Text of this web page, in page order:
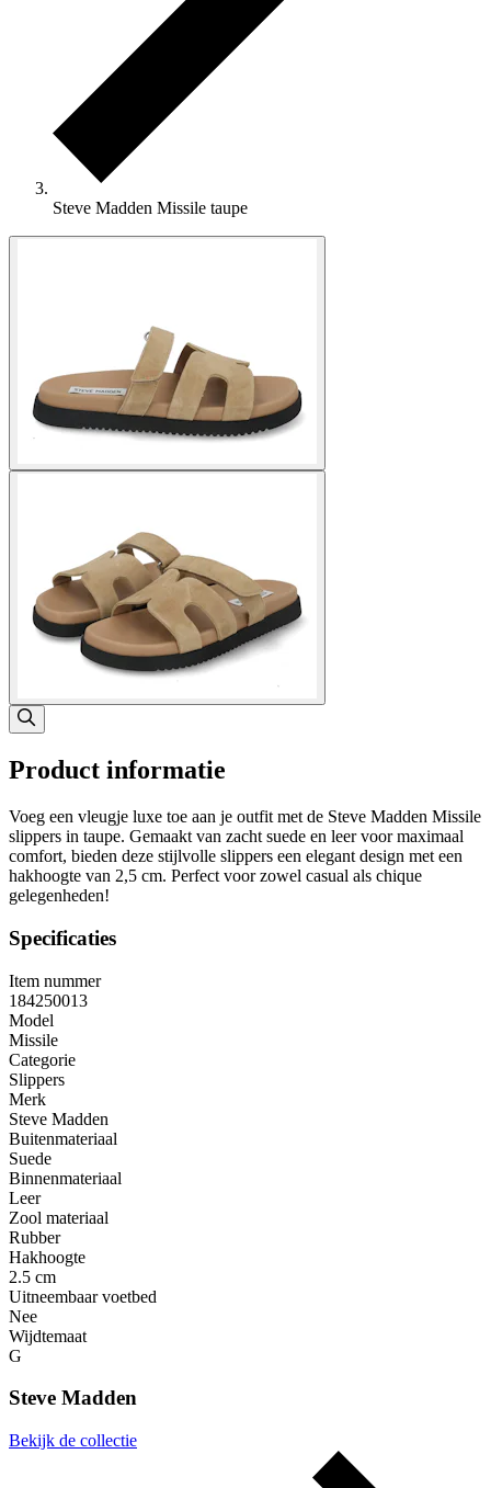
Steve Madden Missile taupe
Product informatie
Voeg een vleugje luxe toe aan je outfit met de Steve Madden Missile
slippers in taupe. Gemaakt van zacht suede en leer voor maximaal
comfort, bieden deze stijlvolle slippers een elegant design met een
hakhoogte van 2,5 cm. Perfect voor zowel casual als chique
gelegenheden!
Specificaties
Item nummer
184250013
Model
Missile
Categorie
Slippers
Merk
Steve Madden
Buitenmateriaal
Suede
Binnenmateriaal
Leer
Zool materiaal
Rubber
Hakhoogte
2.5 cm
Uitneembaar voetbed
Nee
Wijdtemaat
G
Steve Madden
Bekijk de collectie